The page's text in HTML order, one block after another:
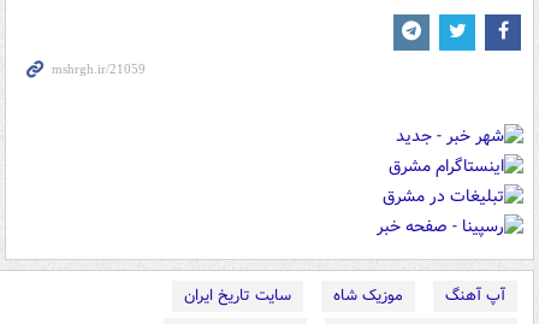
آپ آهنگ موزیک شاه
سایت تاریخ ایران